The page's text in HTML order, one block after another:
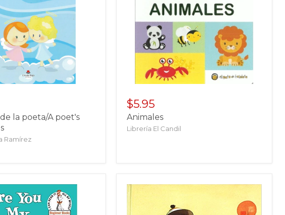
la poeta/A poet's
Ramírez
$5.95
Animales
Librería El Candil